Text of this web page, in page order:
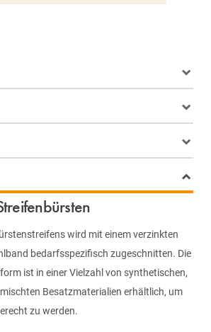
wird mit einem verzinkten
bedarfsspezifisch zugeschnitten. Die
ist in einer Vielzahl von synthetischen,
Besatzmaterialien erhältlich, um
zu werden.